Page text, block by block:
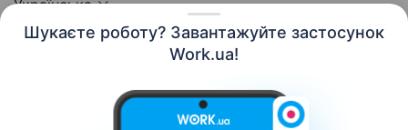
Шукаєте роботу? Завантажуйте застосунок
Work.ua!
Українська